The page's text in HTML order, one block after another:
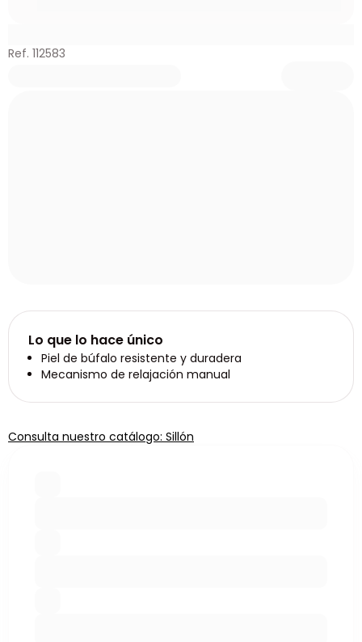
Ref. 112583
Lo que lo hace único
Piel de búfalo resistente y duradera
Mecanismo de relajación manual
Consulta nuestro catálogo: Sillón